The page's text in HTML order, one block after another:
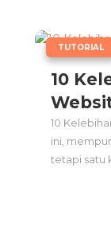
10
TUTORIAL
10
ini,
tetapi satu